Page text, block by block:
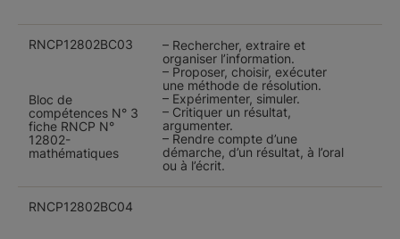
RNCP12802BC03
Bloc de
compétences N° 3
fiche RNCP N°
12802-
mathématiques
– Rechercher, extraire et
organiser l’information.
– Proposer, choisir, exécuter
une méthode de résolution.
– Expérimenter, simuler.
– Critiquer un résultat,
argumenter.
– Rendre compte d’une
démarche, d’un résultat, à l’oral
ou à l’écrit.
RNCP12802BC04